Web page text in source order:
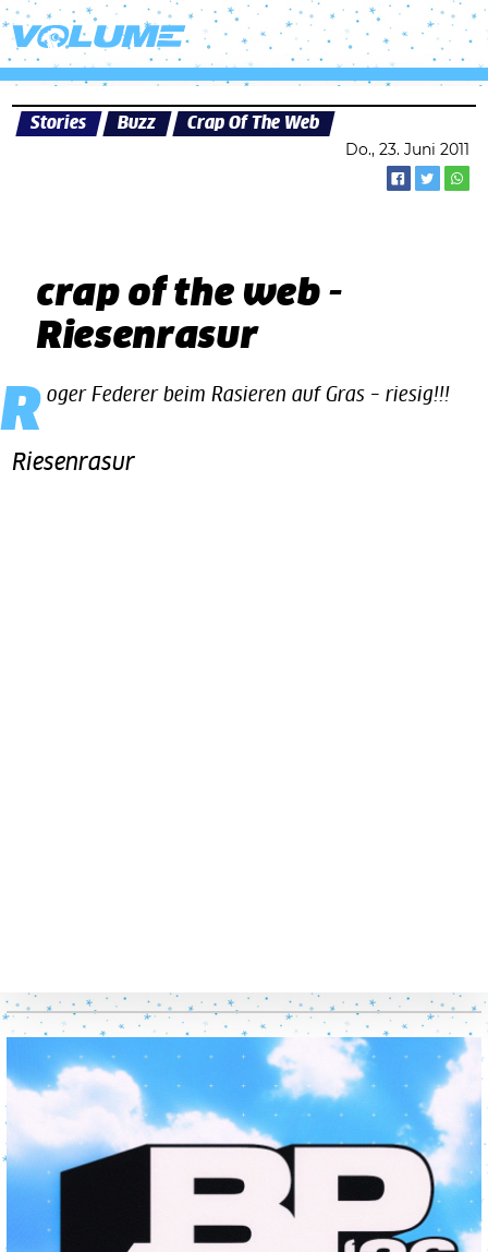
Stories Buzz Crap Of The Web
Do., 23. Juni 2011
crap of the web -
Riesenrasur
Roger Federer beim Rasieren auf Gras – riesig!!!
Riesenrasur